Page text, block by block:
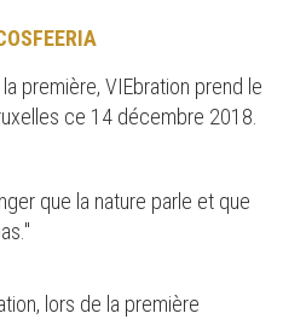
première, VIEbration prend le
ce 14 décembre 2018.
que la nature parle et que
lors de la première